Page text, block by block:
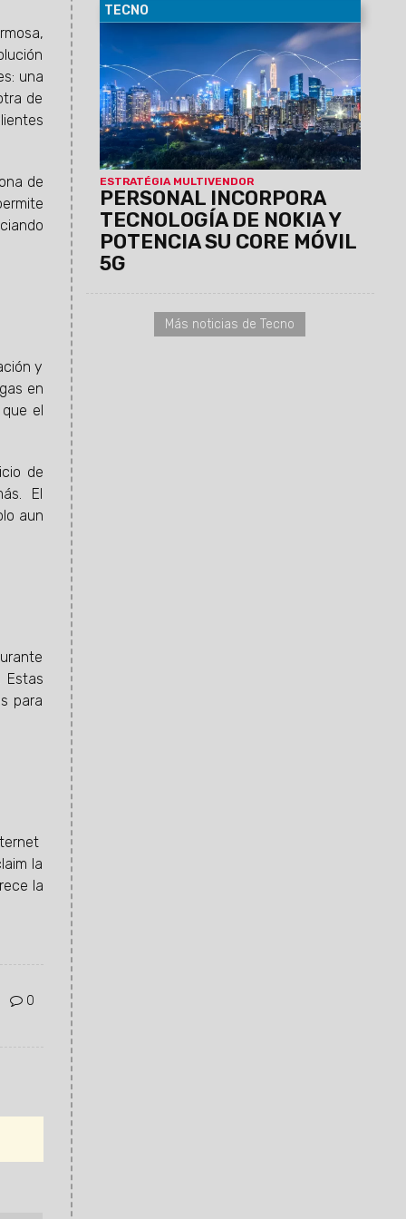
una
de
de
y
en
el
de
El
aun
Estas
para
la
la
0
TECNO
ESTRATÉGIA MULTIVENDOR
PERSONAL INCORPORA
TECNOLOGÍA DE NOKIA Y
POTENCIA SU CORE MÓVIL
5G
Personal avanza en la
modernización de su red móvil,
implementando una estrategia
multivendor que fortalece el core y
acompaña las crecientes demandas del
ecosistema digital.Entrá y enteráte
de todo lo nuevo que tiene Personal .
Más noticias de Tecno